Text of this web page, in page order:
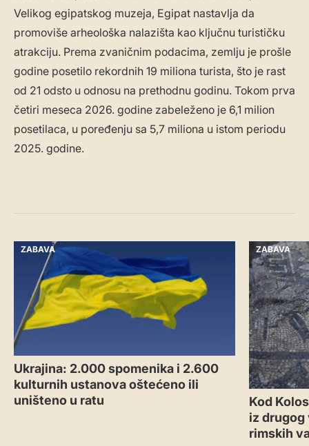
Velikog egipatskog muzeja, Egipat nastavlja da
promoviše arheološka nalazišta kao ključnu turističku
atrakciju. Prema zvaničnim podacima, zemlju je prošle
godine posetilo rekordnih 19 miliona turista, što je rast
od 21 odsto u odnosu na prethodnu godinu. Tokom prva
četiri meseca 2026. godine zabeleženo je 6,1 milion
posetilaca, u poređenju sa 5,7 miliona u istom periodu
2025. godine.
ZABAVA
Ukrajina: 2.000 spomenika i 2.600
kulturnih ustanova oštećeno ili
uništeno u ratu
ZABAVA
Kod
iz drugog
rimskih